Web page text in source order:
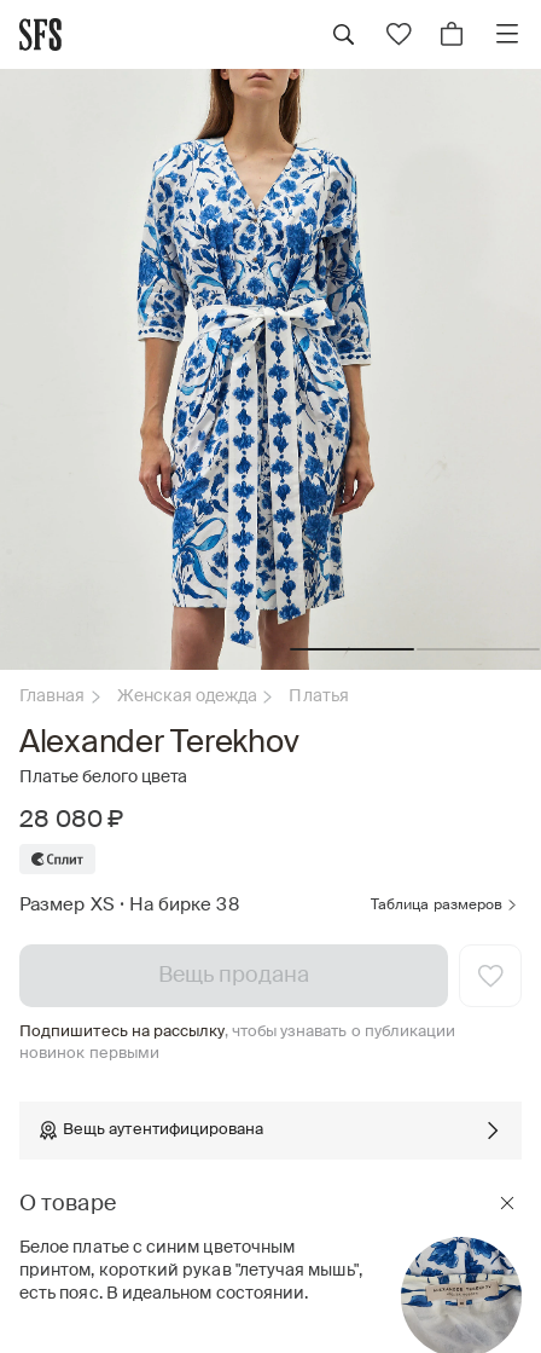
Главная Женская одежда Платья
Alexander Terekhov
Платье белого цвета
28 080 ₽
Размер XS • На бирке 38 Таблица размеров
Вещь продана
Подпишитесь на рассылку, чтобы узнавать о публикации
новинок первыми
Вещь аутентифицирована
О товаре
Белое платье с синим цветочным
принтом, короткий рукав "летучая мышь",
есть пояс. В идеальном состоянии.